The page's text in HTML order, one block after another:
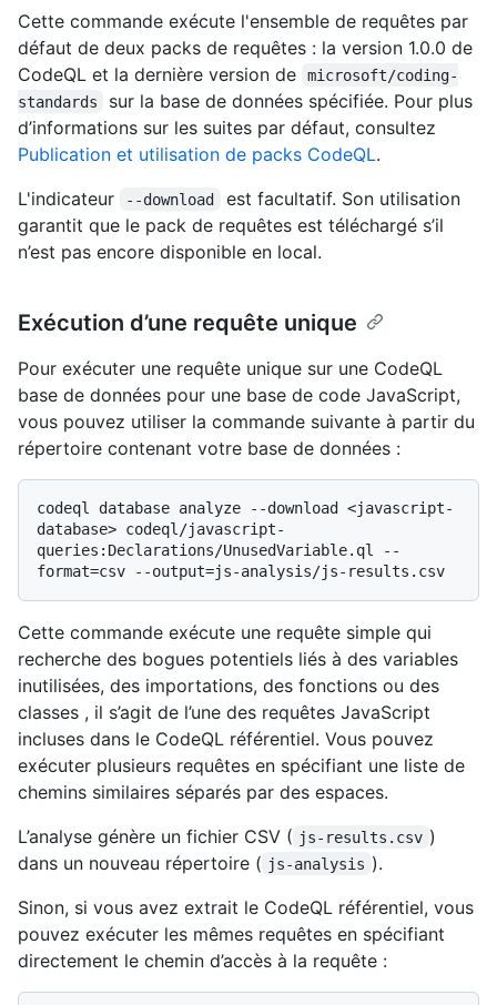
Cette commande exécute l'ensemble de requêtes par
défaut de deux packs de requêtes : la version 1.0.0 de
CodeQL et la dernière version de
microsoft/coding-
standards
sur la base de données spécifiée. Pour plus
d’informations sur les suites par défaut, consultez
Publication et utilisation de packs CodeQL.
L'indicateur
--download
est facultatif. Son utilisation
garantit que le pack de requêtes est téléchargé s’il
n’est pas encore disponible en local.
Exécution d’une requête unique
Pour exécuter une requête unique sur une CodeQL
base de données pour une base de code JavaScript,
vous pouvez utiliser la commande suivante à partir du
répertoire contenant votre base de données :
codeql database analyze --download <javascript-
database> codeql/javascript-
queries:Declarations/UnusedVariable.ql --
Cette commande exécute une requête simple qui
recherche des bogues potentiels liés à des variables
inutilisées, des importations, des fonctions ou des
classes , il s’agit de l’une des requêtes JavaScript
incluses dans le CodeQL référentiel. Vous pouvez
exécuter plusieurs requêtes en spécifiant une liste de
chemins similaires séparés par des espaces.
L’analyse génère un fichier CSV ( js-results.csv )
dans un nouveau répertoire ( js-analysis ).
Sinon, si vous avez extrait le CodeQL référentiel, vous
pouvez exécuter les mêmes requêtes en spécifiant
directement le chemin d’accès à la requête :